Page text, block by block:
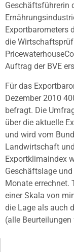
Geschäftsführerin
Exportbarometers
die
Auftrag der BVE
Für das
Dezember 2010
befragt. Die
über die aktuelle
und wird vom
Landwirtschaft
Exportklimaindex
Geschäftslage
Monate errechnet.
einer Skala von
die Lage als auch
(alle